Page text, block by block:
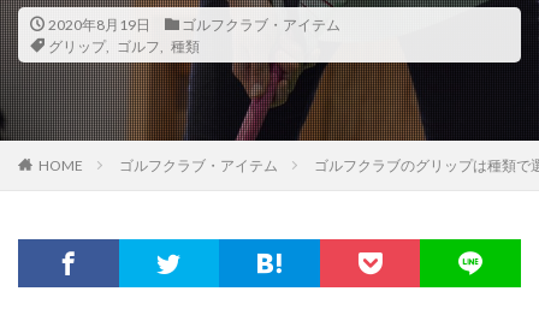
2020年8月19日
ゴルフクラブ・アイテム
グリップ, ゴルフ 種類
HOME ゴルフクラブ・アイテム ゴルフクラブのグリップは種類で